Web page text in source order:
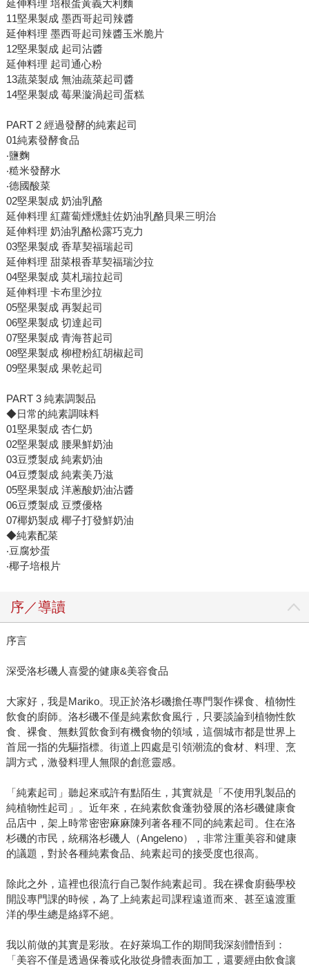
延伸料理 培根蛋黃義大利麵
11堅果製成 墨西哥起司辣醬
延伸料理 墨西哥起司辣醬玉米脆片
12堅果製成 起司沾醬
延伸料理 起司通心粉
13蔬菜製成 無油蔬菜起司醬
14堅果製成 莓果漩渦起司蛋糕
PART 2 經過發酵的純素起司
01純素發酵食品
‧鹽麴
‧糙米發酵水
‧德國酸菜
02堅果製成 奶油乳酪
延伸料理 紅蘿蔔煙燻鮭佐奶油乳酪貝果三明治
延伸料理 奶油乳酪松露巧克力
03堅果製成 香草契福瑞起司
延伸料理 甜菜根香草契福瑞沙拉
04堅果製成 莫札瑞拉起司
延伸料理 卡布里沙拉
05堅果製成 再製起司
06堅果製成 切達起司
07堅果製成 青海苔起司
08堅果製成 柳橙粉紅胡椒起司
09堅果製成 果乾起司
PART 3 純素調製品
◆日常的純素調味料
01堅果製成 杏仁奶
02堅果製成 腰果鮮奶油
03豆漿製成 純素奶油
04豆漿製成 純素美乃滋
05堅果製成 洋蔥酸奶油沾醬
06豆漿製成 豆漿優格
07椰奶製成 椰子打發鮮奶油
◆純素配菜
‧豆腐炒蛋
‧椰子培根片
序／導讀
序言
深受洛杉磯人喜愛的健康&美容食品
大家好，我是Mariko。現正於洛杉磯擔任專門製作裸食、植物性
飲食的廚師。洛杉磯不僅是純素飲食風行，只要談論到植物性飲
食、裸食、無麩質飲食到有機食物的領域，這個城市都是世界上
首屈一指的先驅指標。街道上四處是引領潮流的食材、料理、烹
調方式，激發料理人無限的創意靈感。
「純素起司」聽起來或許有點陌生，其實就是「不使用乳製品的
純植物性起司」。近年來，在純素飲食蓬勃發展的洛杉磯健康食
品店中，架上時常密密麻麻陳列著各種不同的純素起司。住在洛
杉磯的市民，統稱洛杉磯人（Angeleno），非常注重美容和健康
的議題，對於各種純素食品、純素起司的接受度也很高。
除此之外，這裡也很流行自己製作純素起司。我在裸食廚藝學校
開設專門課的時候，為了上純素起司課程遠道而來、甚至遠渡重
洋的學生總是絡繹不絕。
我以前做的其實是彩妝。在好萊塢工作的期間我深刻體悟到：
「美容不僅是透過保養或化妝從身體表面加工，還要經由飲食讓